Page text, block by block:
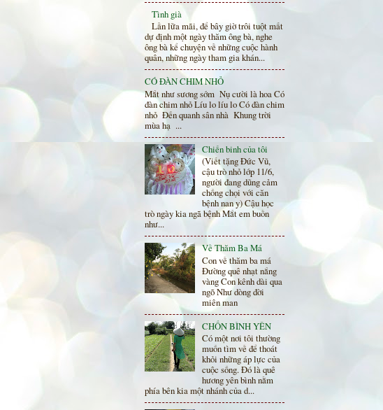
Tình già
Lần lữa mãi, để bây giờ trôi tuột mất
dự định một ngày thăm ông bà, nghe
ông bà kể chuyện về những cuộc hành
quân, những ngày tham gia khán...
CÓ ĐÀN CHIM NHỎ
Mắt như sương sớm Nụ cười là hoa Có
đàn chim nhỏ Líu lo líu lo Có đàn chim
nhỏ Đến quanh sân nhà Khung trời
mùa hạ ...
Chiến binh của tôi
(Viết tặng Đức Vũ,
cậu trò nhỏ lớp 11/6,
người đang dũng cảm
chống chọi với căn
bệnh nan y) Cậu học
trò ngày kia ngã bệnh Mắt em buồn
như...
Về Thăm Ba Má
Con về thăm ba má
Đường quê nhạt nắng
vàng Con kênh dài qua
ngõ Như dòng đời
miên man
CHỐN BÌNH YÊN
Có một nơi tôi thường
muốn tìm về để thoát
khỏi những áp lực của
cuộc sống. Đó là quê
hương yên bình nằm
phía bên kia một nhánh của d...